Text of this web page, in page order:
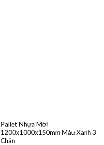
Pallet Nhựa Mới
1200x1000x150mm Màu Xanh 3
Chân